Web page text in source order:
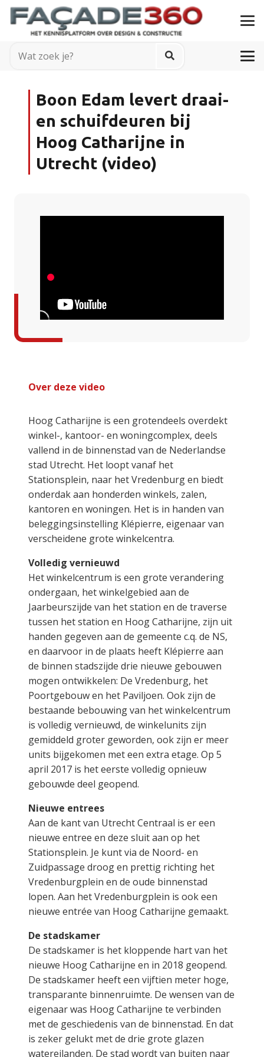
Boon Edam levert draai-
en schuifdeuren bij
Hoog Catharijne in
Utrecht (video)
Over deze video
Hoog Catharijne is een grotendeels overdekt
winkel-, kantoor- en woningcomplex, deels
vallend in de binnenstad van de Nederlandse
stad Utrecht. Het loopt vanaf het
Stationsplein, naar het Vredenburg en biedt
onderdak aan honderden winkels, zalen,
kantoren en woningen. Het is in handen van
beleggingsinstelling Klépierre, eigenaar van
verscheidene grote winkelcentra.
Volledig vernieuwd
Het winkelcentrum is een grote verandering
ondergaan, het winkelgebied aan de
Jaarbeurszijde van het station en de traverse
tussen het station en Hoog Catharijne, zijn uit
handen gegeven aan de gemeente c.q. de NS,
en daarvoor in de plaats heeft Klépierre aan
de binnen stadszijde drie nieuwe gebouwen
mogen ontwikkelen: De Vredenburg, het
Poortgebouw en het Paviljoen. Ook zijn de
bestaande bebouwing van het winkelcentrum
is volledig vernieuwd, de winkelunits zijn
gemiddeld groter geworden, ook zijn er meer
units bijgekomen met een extra etage. Op 5
april 2017 is het eerste volledig opnieuw
gebouwde deel geopend.
Nieuwe entrees
Aan de kant van Utrecht Centraal is er een
nieuwe entree en deze sluit aan op het
Stationsplein. Je kunt via de Noord- en
Zuidpassage droog en prettig richting het
Vredenburgplein en de oude binnenstad
lopen. Aan het Vredenburgplein is ook een
nieuwe entrée van Hoog Catharijne gemaakt.
De stadskamer
De stadskamer is het kloppende hart van het
nieuwe Hoog Catharijne en in 2018 geopend.
De stadskamer heeft een vijftien meter hoge,
transparante binnenruimte. De wensen van de
eigenaar was Hoog Catharijne te verbinden
met de geschiedenis van de binnenstad. En dat
is zeker gelukt met de drie grote glazen
watereilanden. De stad wordt van buiten naar